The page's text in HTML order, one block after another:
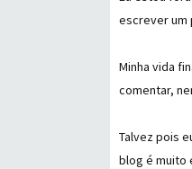
escrever um
Minha vida
comentar,
Talvez pois
blog é muito